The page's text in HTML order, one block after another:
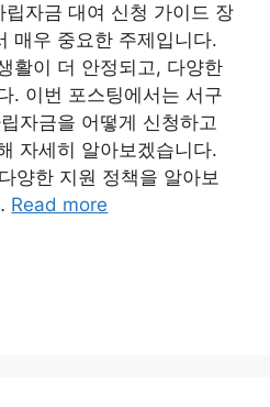
자금 대여 신청 가이드 장
매우 중요한 주제입니다.
활이 더 안정되고, 다양한
. 이번 포스팅에서는 서구
자금을 어떻게 신청하고
자세히 알아보겠습니다.
양한 지원 정책을 알아보
Read more